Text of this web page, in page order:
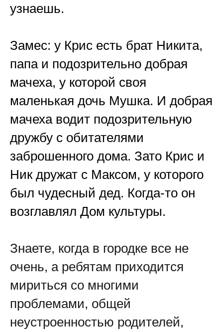
узнаешь.
Замес: у Крис есть брат Никита,
папа и подозрительно добрая
мачеха, у которой своя
маленькая дочь Мушка. И добрая
мачеха водит подозрительную
дружбу с обитателями
заброшенного дома. Зато Крис и
Ник дружат с Максом, у которого
был чудесный дед. Когда-то он
возглавлял Дом культуры.
Знаете, когда в городке все не
очень, а ребятам приходится
мириться со многими
проблемами, общей
неустроенностью родителей,